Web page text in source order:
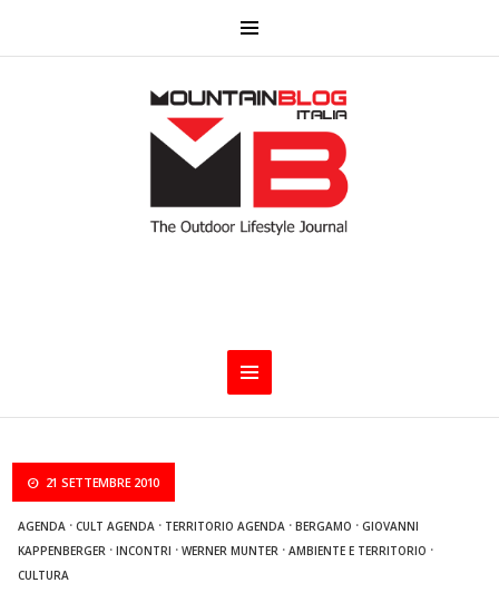
21 SETTEMBRE 2010
AGENDA ·CULT AGENDA · TERRITORIO AGENDA ·BERGAMO ·GIOVANNI
KAPPENBERGER ·INCONTRI ·WERNER MUNTER ·AMBIENTE E TERRITORIO ·
CULTURA